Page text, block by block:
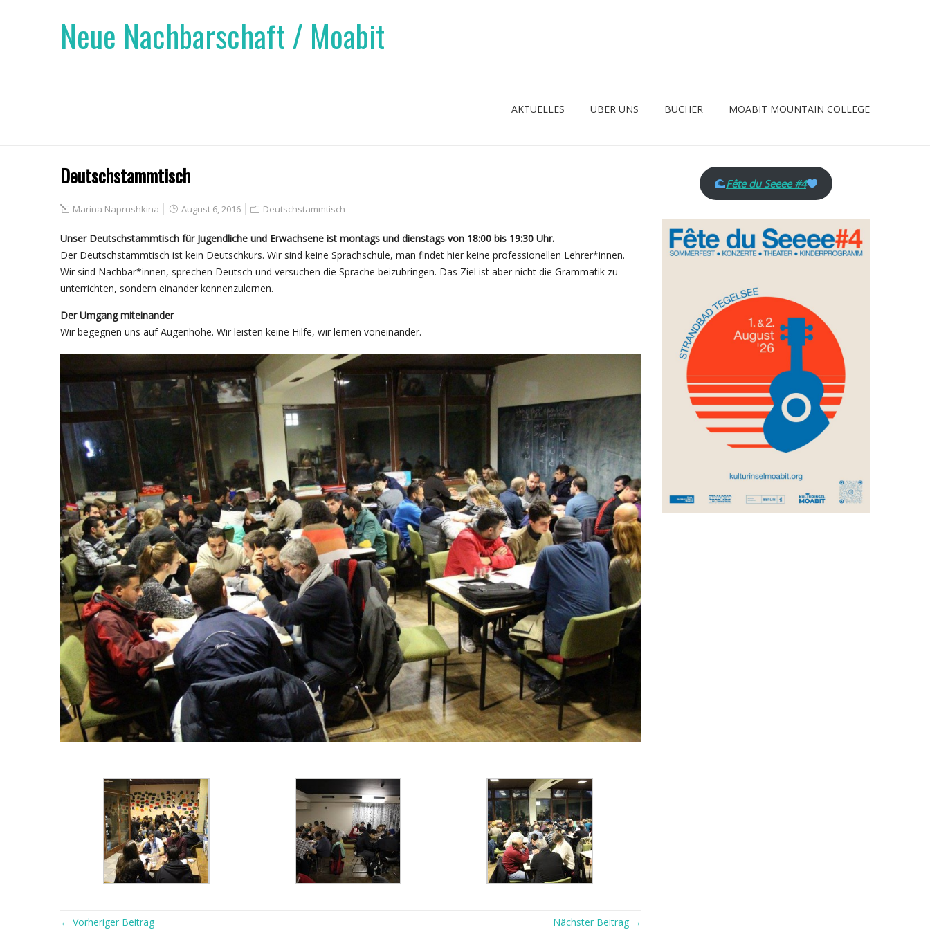
Neue Nachbarschaft / Moabit
AKTUELLES ÜBER UNS BÜCHER MOABIT MOUNTAIN COLLEGE
Deutschstammtisch
Marina Naprushkina August 6, 2016 Deutschstammtisch
Unser Deutschstammtisch für Jugendliche und Erwachsene ist montags und dienstags von 18:00 bis 19:30 Uhr.
Der Deutschstammtisch ist kein Deutschkurs. Wir sind keine Sprachschule, man findet hier keine professionellen Lehrer*innen.
Wir sind Nachbar*innen, sprechen Deutsch und versuchen die Sprache beizubringen. Das Ziel ist aber nicht die Grammatik zu
unterrichten, sondern einander kennenzulernen.
Der Umgang miteinander
Wir begegnen uns auf Augenhöhe. Wir leisten keine Hilfe, wir lernen voneinander.
← Vorheriger Beitrag Nächster Beitrag →
Fête du Seeee #4